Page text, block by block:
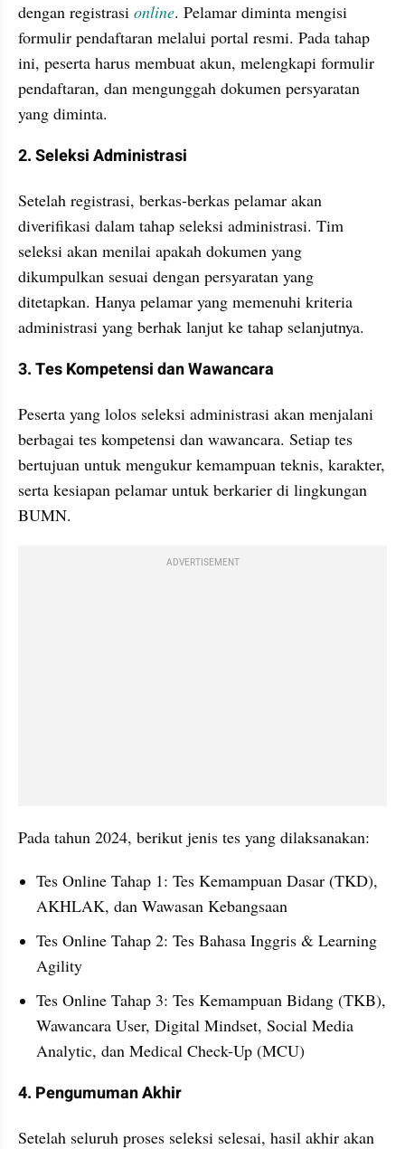
dengan registrasi online. Pelamar diminta mengisi
formulir pendaftaran melalui portal resmi. Pada tahap
ini, peserta harus membuat akun, melengkapi formulir
pendaftaran, dan mengunggah dokumen persyaratan
yang diminta.
2. Seleksi Administrasi
Setelah registrasi, berkas-berkas pelamar akan
diverifikasi dalam tahap seleksi administrasi. Tim
seleksi akan menilai apakah dokumen yang
dikumpulkan sesuai dengan persyaratan yang
ditetapkan. Hanya pelamar yang memenuhi kriteria
administrasi yang berhak lanjut ke tahap selanjutnya.
3. Tes Kompetensi dan Wawancara
Peserta yang lolos seleksi administrasi akan menjalani
berbagai tes kompetensi dan wawancara. Setiap tes
bertujuan untuk mengukur kemampuan teknis, karakter,
serta kesiapan pelamar untuk berkarier di lingkungan
BUMN.
ADVERTISEMENT
Pada tahun 2024, berikut jenis tes yang dilaksanakan:
Tes Online Tahap 1: Tes Kemampuan Dasar (TKD),
AKHLAK, dan Wawasan Kebangsaan
Tes Online Tahap 2: Tes Bahasa Inggris & Learning
Agility
Tes Online Tahap 3: Tes Kemampuan Bidang (TKB),
Wawancara User, Digital Mindset, Social Media
Analytic, dan Medical Check-Up (MCU)
4. Pengumuman Akhir
Setelah seluruh proses seleksi selesai, hasil akhir akan